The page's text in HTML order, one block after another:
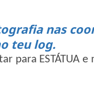
nas
teu log.
para ESTÁTUA